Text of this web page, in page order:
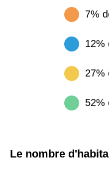
7%
12%
27%
52%
Le nombre